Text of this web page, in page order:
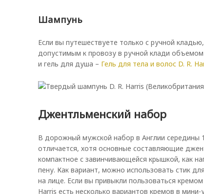
Шампунь
Если вы путешествуете только с ручной
допустимым к провозу в ручной клади
и гель для душа – Гель для тела и волос D. R.
Джентльменский набор
В дорожный мужской набор в Англии середины
отличается, хотя основные составляющие
компактное с завинчивающейся крышкой, как
пену. Как вариант, можно использовать стик
на лице. Если вы привыкли пользоваться
Harris есть несколько вариантов кремов в